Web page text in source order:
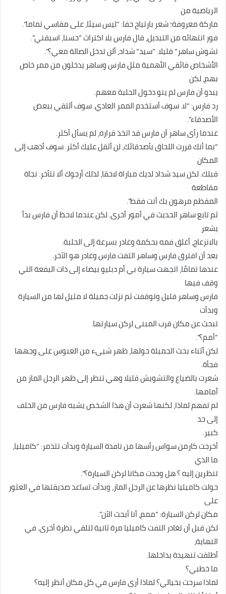
الرياضية من
ماركة معروفة؛ شعر بارتياح حقا: “ليس سيئا، على مقاسي تماما”.
فور انتهائه من التبديل، قال فارس بلا اكتراث “حسنا، اسبقني”.
تشوش ساهر” قليلا. “سيد” شداد، ألن تدخل الصالة معي؟”.
الأشخاص فائقي الأهمية مثل فارس وساهر يدخلون من ممر خاص
بهم، لكن
يبدو أن فارس لم ينو دخول الحلبة معهم.
رد فارس: “لا. سوف أستخدم الممر العادي. سوف ألتقي ببعض
الأصدقاء”.
عندما رأى ساهر أن فارس قد اتخذ قراره، لم يسأل أكثر.
“بما أنك قررت اللحاق بأصدقائك، لن أثقل عليك أكثر. سوف أذهب إلى
المكان
قبلك. لكن سيد شداد لديك مباراة لاحقا، لذلك أرجوك ألا تتأخر. نجاة
مقاطعة
المقظم مرهون بك أنت فقط”.
ثم تابع ساهر الحديث في أمور أخرى. لكن عندما لاحظ أن فارس بدأ
يشعر
بالانزعاج، أغلق فمه بحكمة وغادر بسرعة إلى الحلبة.
بعد أن افترق فارس وساهر التفت فارس وغادر هو الآخر.
عندها تمامًا، اتجهت سيارة بي أم دبليو بيضاء إلى ذات البقعة التي
وقف فيها
فارس وساهر قليل وتوقفت ثم نزلت جميلة لا مثيل لها من السيارة
وبدأت
تبحث عن مكان قرب المبنى لركن سيارتها.
“أمم؟”.
لكن أثناء بحث الجميلة حولها، ظهر شيىء من العبوس على وجهها
فجأة.
شعرت بالضياع والتشويش قليلا وهي تنظر إلى ظهر الرجل الماز من
أمامها.
لم تفهم لماذا، لكنها شعرت أن هذا الشخص يشبه فارس من الخلف
إلى حد
كبير.
أخرجت كارمن سواس رأسها من نافذة السيارة وبدأت تتذمر: “كاميليا،
ما الذي
تنظرين إليه ؟ هل وجدت مكانا لركن السيارة؟”.
حولت كاميليا نظرها عن الرجل الماز، وبدأت تساعد صديقتها في العثور
على
مكان لركن السيارة: “ممم، أنا أبحث الآن”.
لكن قبل أن تغادر التفت كاميليا مرة ثانية لتلقي نظرة أخرى. في
النهاية،
أطلقت تنهيدة بداخلها.
ما خطبي؟
لماذا سرحت بخيالي؟ لماذا أرى فارس في كل مكان أنظر إليه؟